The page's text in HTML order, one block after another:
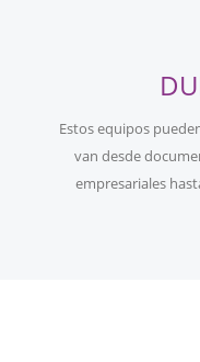
Estos equipos
van desde
empresariales